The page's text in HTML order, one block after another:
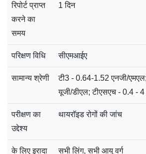
रिपोर्ट प्राप्त
करने का
समय
1 दिन
परिक्षण विधि सीएमआईए
सामान्य श्रेणी
टी3 - 0.64-1.52 एनजी/
यूजी/डीएल; टीएसएच - 0.4 -
परीक्षण का
उद्देश्य
थायरॉइड रोगों की जांच
के लिए इरादा सभी लिंग, सभी आयु वर्ग